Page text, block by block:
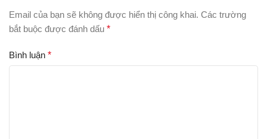
Email của bạn sẽ không được hiển thị công khai. Các trường
bắt buộc được đánh dấu *
Bình luận *